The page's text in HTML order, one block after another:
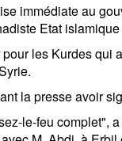
immédiate au
Etat
les Kurdes
la presse avoir
le-feu complet",